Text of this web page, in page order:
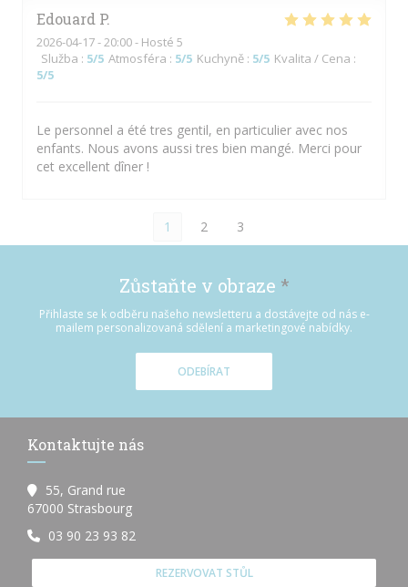
Edouard P
2026-04-17- 20:00 - Hosté 5
Služba : 5/5 Atmosféra : 5/5 Kuchyně : 5/5 Kvalita / Cena :
5/5
Le personnel a été tres gentil, en particulier avec nos
enfants. Nous avons aussi tres bien mangé. Merci pour
cet excellent dîner !
1 2 3
Zůstaňte v obraze *
Přihlaste se k odběru našeho newsletteru a dostávejte od nás e-
mailem personalizovaná sdělení a marketingové nabídky.
ODEBÍRAT
Kontaktujte nás
55, Grand rue
67000 Strasbourg((otevře se v novém okně))
03 90 23 93 82
REZERVOVAT STŮL